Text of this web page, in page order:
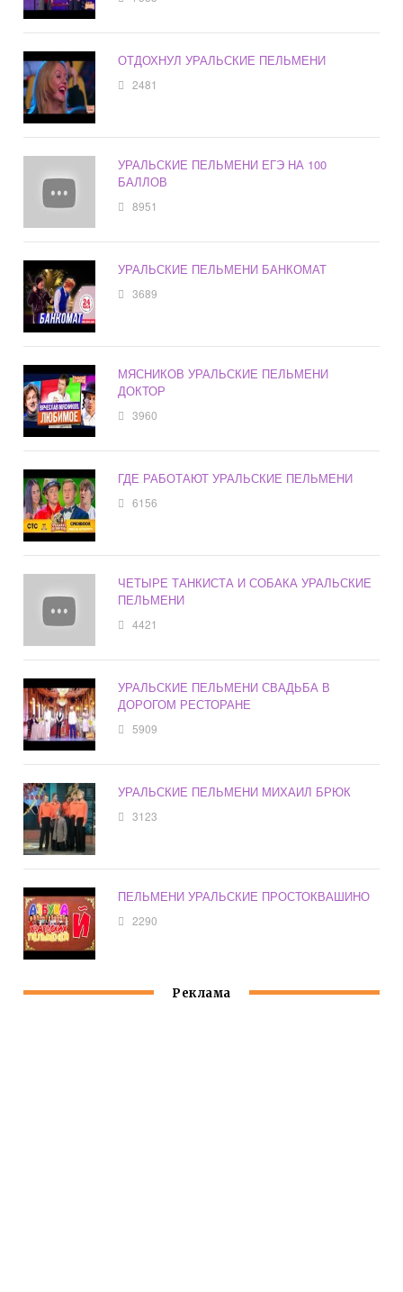
ОТДОХНУЛ УРАЛЬСКИЕ ПЕЛЬМЕНИ
2481
УРАЛЬСКИЕ ПЕЛЬМЕНИ ЕГЭ НА 100
БАЛЛОВ
8951
УРАЛЬСКИЕ ПЕЛЬМЕНИ БАНКОМАТ
3689
МЯСНИКОВ УРАЛЬСКИЕ ПЕЛЬМЕНИ
ДОКТОР
3960
ГДЕ РАБОТАЮТ УРАЛЬСКИЕ ПЕЛЬМЕНИ
6156
ЧЕТЫРЕ ТАНКИСТА И СОБАКА УРАЛЬСКИЕ
ПЕЛЬМЕНИ
4421
УРАЛЬСКИЕ ПЕЛЬМЕНИ СВАДЬБА В
ДОРОГОМ РЕСТОРАНЕ
5909
УРАЛЬСКИЕ ПЕЛЬМЕНИ МИХАИЛ БРЮК
3123
ПЕЛЬМЕНИ УРАЛЬСКИЕ ПРОСТОКВАШИНО
2290
Реклама